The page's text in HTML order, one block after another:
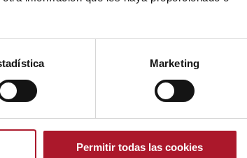
Marketing
Permitir todas las cookies
predicción de
Protección al
Psicología
Satisfacción
Transparencia en las